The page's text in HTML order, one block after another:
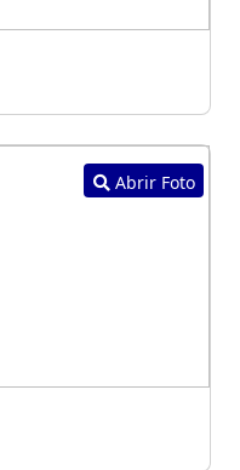
Abrir Foto